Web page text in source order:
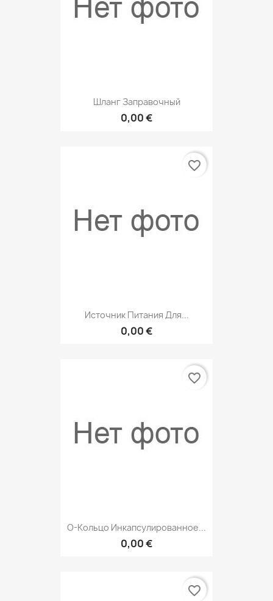
Шланг Заправочный
0,00 €
Источник Питания Для...
0,00 €
favorite_border
О-Кольцо Инкапсулированное...
0,00 €
favorite_border
favorite_border